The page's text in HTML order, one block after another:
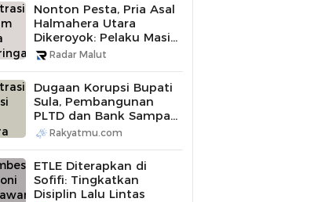
Nonton Pesta, Pria Asal
Halmahera Utara
Dikeroyok: Pelaku Masih
Buron
Radar Malut
Dugaan Korupsi Bupati
Sula, Pembangunan
PLTD dan Bank Sampah
Diperiksa
Rakyatmu.com
ETLE Diterapkan di
Sofifi: Tingkatkan
Disiplin Lalu Lintas